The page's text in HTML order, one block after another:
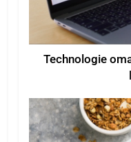
Technologie